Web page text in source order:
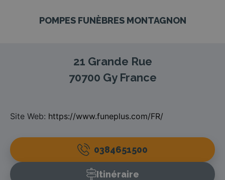
POMPES FUNÈBRES MONTAGNON
21 Grande Rue
70700 Gy France
Site Web: https://www.funeplus.com/FR/
0384651500
Itinéraire